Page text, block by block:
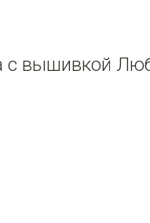
с вышивкой